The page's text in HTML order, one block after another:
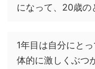
になって、20歳の
1年目は自分にと
体的に激しくぶつ